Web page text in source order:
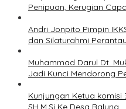
Penipuan, Kerugian
Andri Jonpito Pimpin
dan Silaturahmi Perantau
Muhammad Darul Dt.
Jadi Kunci Mendorong
Kunjungan Ketua komisi
SH.M.Si Ke Desa Balung